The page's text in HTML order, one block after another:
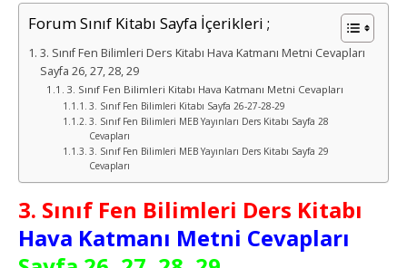
Forum Sınıf Kitabı Sayfa İçerikleri ;
3. Sınıf Fen Bilimleri Ders Kitabı Hava Katmanı Metni Cevapları
Sayfa 26, 27, 28, 29
3. Sınıf Fen Bilimleri Kitabı Hava Katmanı Metni Cevapları
3. Sınıf Fen Bilimleri Kitabı Sayfa 26-27-28-29
3. Sınıf Fen Bilimleri MEB Yayınları Ders Kitabı Sayfa 28
Cevapları
3. Sınıf Fen Bilimleri MEB Yayınları Ders Kitabı Sayfa 29
Cevapları
3. Sınıf Fen Bilimleri Ders Kitabı
Hava Katmanı Metni Cevapları